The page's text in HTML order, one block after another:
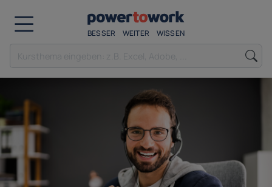
BESSER WEITER WISSEN